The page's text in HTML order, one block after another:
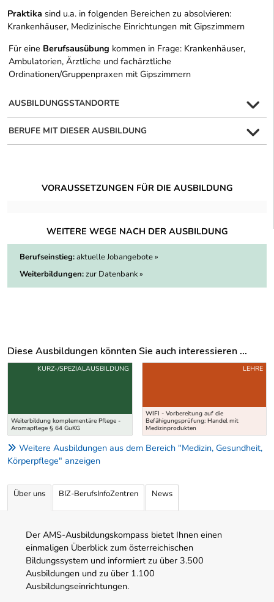
Praktika sind u.a. in folgenden Bereichen zu absolvieren:
Krankenhäuser, Medizinische Einrichtungen mit Gipszimmern
Für eine Berufsausübung kommen in Frage: Krankenhäuser,
Ambulatorien, Ärztliche und fachärztliche
Ordinationen/Gruppenpraxen mit Gipszimmern
AUSBILDUNGSSTANDORTE
BERUFE MIT DIESER AUSBILDUNG
VORAUSSETZUNGEN FÜR DIE AUSBILDUNG
WEITERE WEGE NACH DER AUSBILDUNG
Berufseinstieg:aktuelle Jobangebote »
Weiterbildungen:zur Datenbank »
Diese Ausbildungen könnten Sie auch interessieren ...
Uber weitere Ausbildungsvorschläge
Weiterbildung komplementäre Pflege -
Aromapflege § 64 GuKG
KURZ-/SPEZIALAUSBILDUNG
WIFI - Vorbereitung auf die
Befähigungsprüfung: Handel mit
Medizinprodukten
LEHRE
Weitere Ausbildungen aus dem Bereich "Medizin, Gesundheit,
Körperpflege" anzeigen
Über uns BIZ-BerufsInfoZentren News
Der AMS-Ausbildungskompass bietet Ihnen einen
einmaligen Überblick zum österreichischen
Bildungssystem und informiert zu über 3.500
Ausbildungen und zu über 1.100
Ausbildungseinrichtungen.